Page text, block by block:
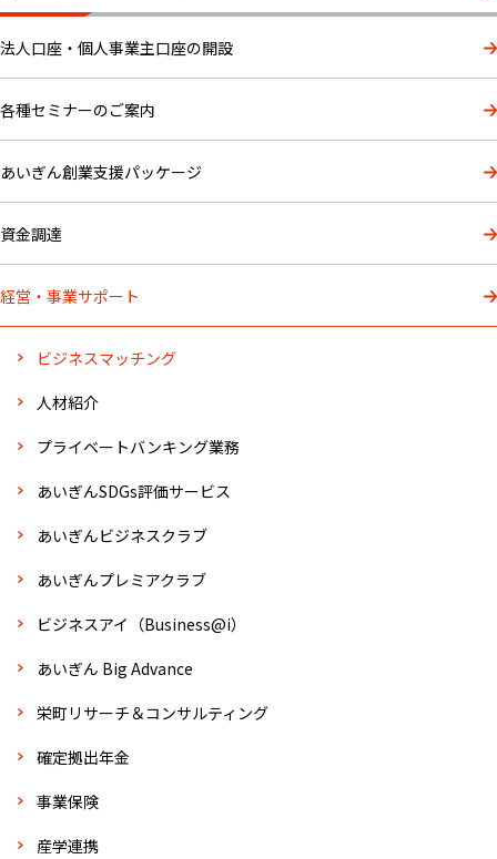
法人口座・個人事業主口座の開設
各種セミナーのご案内
あいぎん創業支援パッケージ
資金調達
経営・事業サポート
ビジネスマッチング
人材紹介
プライベートバンキング業務
あいぎんSDGs評価サービス
あいぎんビジネスクラブ
あいぎんプレミアクラブ
ビジネスアイ（Business@i）
あいぎん Big Advance
栄町リサーチ＆コンサルティング
確定拠出年金
事業保険
産学連携